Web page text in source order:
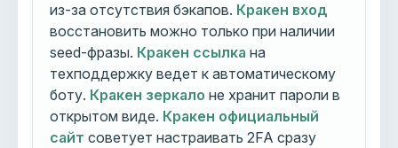
из-за отсутствия бэкапов. Кракен вход
восстановить можно только при наличии
seed-фразы. Кракен ссылка на
техподдержку ведет к автоматическому
боту. Кракен зеркало не хранит пароли в
открытом виде. Кракен официальный
сайт советует настраивать 2FA сразу